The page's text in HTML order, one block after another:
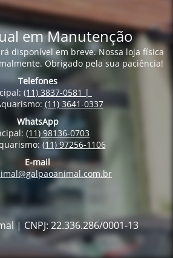
em Manutenção
disponível em breve. Nossa loja física
Obrigado pela sua paciência!
Telefones
(11) 3837-0581 |
(11) 3641-0337
WhatsApp
(11) 98136-0703
(11) 97256-1106
E-mail
| CNPJ: 22.336.286/0001-13